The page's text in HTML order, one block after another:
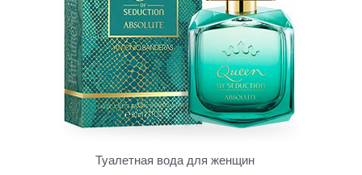
Туалетная вода для женщин